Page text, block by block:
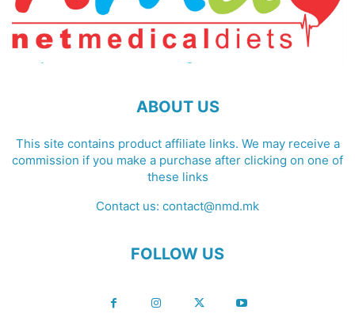
ABOUT US
This site contains product affiliate links. We may receive a
commission if you make a purchase after clicking on one of
these links
Contact us: contact@nmd.mk
FOLLOW US